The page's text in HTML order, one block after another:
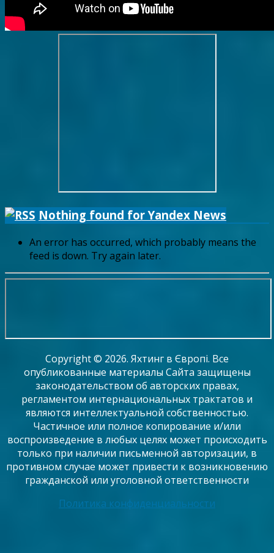
Nothing found for Yandex News
An error has occurred, which probably means the
feed is down. Try again later.
Copyright © 2026. Яхтинг в Європі. Все
опубликованные материалы Сайта защищены
законодательством об авторских правах,
регламентом интернациональных трактатов и
являются интеллектуальной собственностью.
Частичное или полное копирование и/или
воспроизведение в любых целях может происходить
только при наличии письменной авторизации, в
противном случае может привести к возникновению
гражданской или уголовной ответственности
Политика конфиденциальности